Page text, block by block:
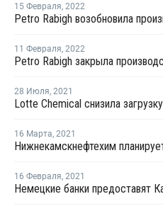
15 Февраля, 2022
11 Февраля, 2022
28 Июля, 2021
16 Марта, 2021
16 Февраля, 2021
Немецкие банки предоставят